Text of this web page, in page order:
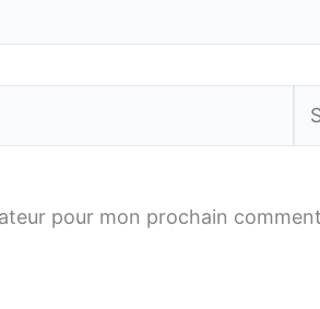
pour mon prochain